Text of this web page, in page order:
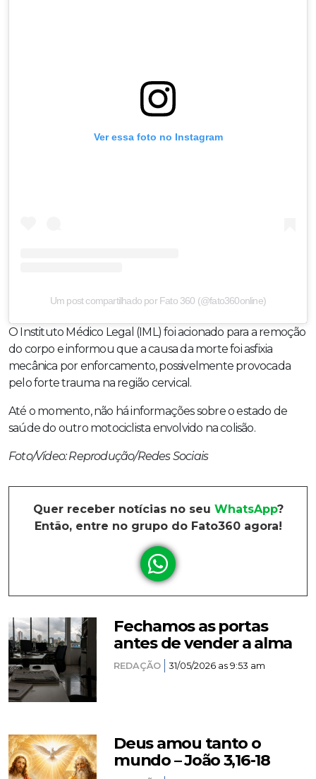
Ver essa foto no Instagram
Um post compartilhado por Fato 360 (@fato360online)
O Instituto Médico Legal (IML) foi acionado para a remoção
do corpo e informou que a causa da morte foi asfixia
mecânica por enforcamento, possivelmente provocada
pelo forte trauma na região cervical.
Até o momento, não há informações sobre o estado de
saúde do outro motociclista envolvido na colisão.
Foto/Vídeo: Reprodução/Redes Sociais
Quer receber notícias no seu WhatsApp?
Então, entre no grupo do Fato360 agora!
Fechamos as portas
antes de vender a alma
REDAÇÃO 31/05/2026 as 9:53 am
Deus amou tanto o
mundo – João 3,16-18